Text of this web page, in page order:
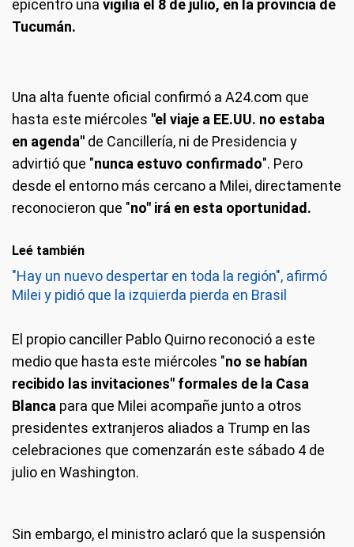
epicentro una vigilia el 8 de julio, en la provincia de
Tucumán.
Una alta fuente oficial confirmó a A24.com que
hasta este miércoles "el viaje a EE.UU. no estaba
en agenda" de Cancillería, ni de Presidencia y
advirtió que "nunca estuvo confirmado". Pero
desde el entorno más cercano a Milei, directamente
reconocieron que "no" irá en esta oportunidad.
Leé también
"Hay un nuevo despertar en toda la región", afirmó
Milei y pidió que la izquierda pierda en Brasil
El propio canciller Pablo Quirno reconoció a este
medio que hasta este miércoles "no se habían
recibido las invitaciones" formales de la Casa
Blanca para que Milei acompañe junto a otros
presidentes extranjeros aliados a Trump en las
celebraciones que comenzarán este sábado 4 de
julio en Washington.
Sin embargo, el ministro aclaró que la suspensión